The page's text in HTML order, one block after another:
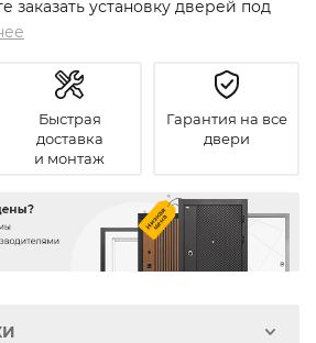
заказать установку дверей под
Быстрая
доставка
и монтаж
Гарантия на все
двери